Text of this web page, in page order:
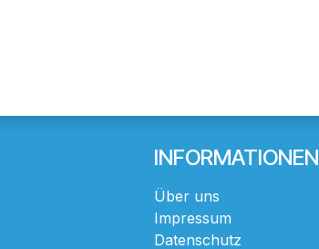
INFORMATIONEN
Über uns
Impressum
Datenschutz